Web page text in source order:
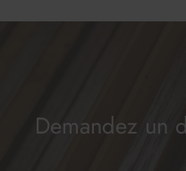
Demandez un